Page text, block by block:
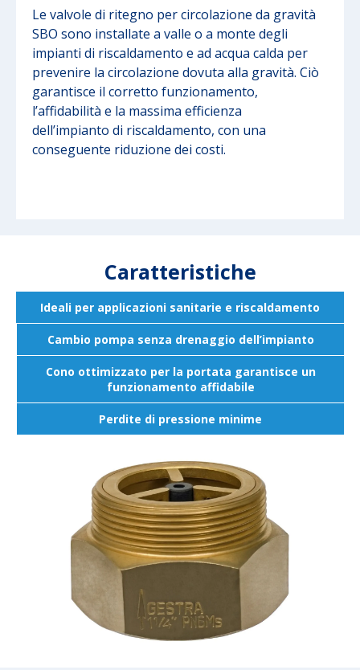
Le valvole di ritegno per circolazione da gravità
SBO sono installate a valle o a monte degli
impianti di riscaldamento e ad acqua calda per
prevenire la circolazione dovuta alla gravità. Ciò
garantisce il corretto funzionamento,
l’affidabilità e la massima efficienza
dell’impianto di riscaldamento, con una
conseguente riduzione dei costi.
Caratteristiche
Ideali per applicazioni sanitarie e riscaldamento
Cambio pompa senza drenaggio dell’impianto
Cono ottimizzato per la portata garantisce un
funzionamento affidabile
Perdite di pressione minime